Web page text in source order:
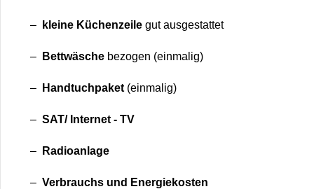
kleine Küchenzeile gut ausgestattet
Bettwäsche bezogen (einmalig)
Handtuchpaket (einmalig)
SAT/ Internet - TV
Radioanlage
Verbrauchs und Energiekosten